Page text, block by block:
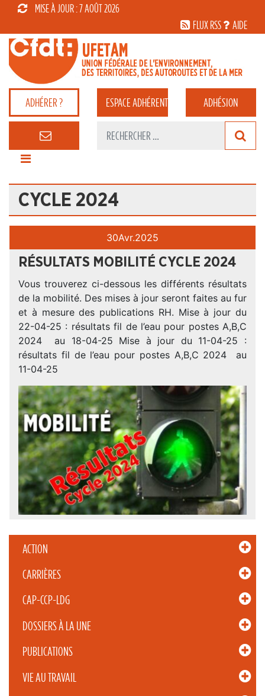
MISE À JOUR : 7 AOÛT 2026
FLUX RSS
AIDE
ADHÉRER ? ESPACEADHÉRENT ADHÉSION
CYCLE 2024
ACTION
CARRIÈRES
CAP-CCP-LDG
DOSSIERS À LA UNE
PUBLICATIONS
VIE AU TRAVAIL
30Avr.2025
RÉSULTATS MOBILITÉ CYCLE 2024
Vous trouverez ci-dessous les différents résultats
de la mobilité. Des mises à jour seront faites au fur
et à mesure des publications RH. Mise à jour du
22-04-25 : résultats fil de l’eau pour postes A,B,C
2024 au 18-04-25 Mise à jour du 11-04-25 :
résultats fil de l’eau pour postes A,B,C 2024 au
11-04-25